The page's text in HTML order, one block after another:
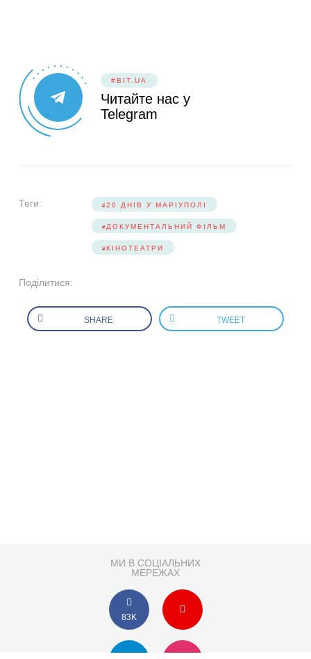
#BIT.UA
Читайте нас у
Telegram
Теги: 20 ДНІВ У МАРІУПОЛІ
ДОКУМЕНТАЛЬНИЙ ФІЛЬМ
КІНОТЕАТРИ
Поділитися:
SHARE TWEET
МИ В СОЦІАЛЬНИХ
МЕРЕЖАХ
83K